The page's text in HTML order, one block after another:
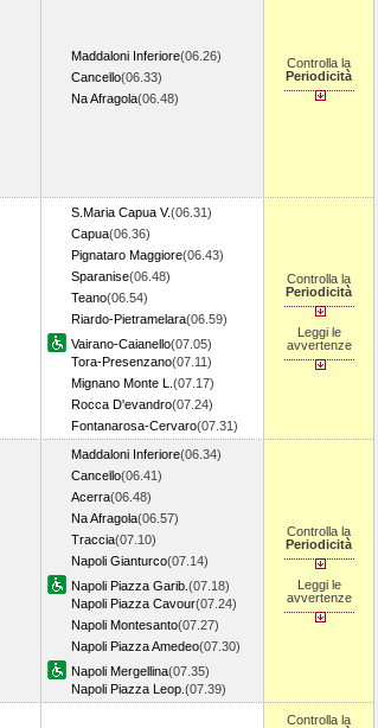
Maddaloni Inferiore(06.26)
Cancello(06.33)
Na Afragola(06.48)
Controlla la
Periodicità
S.Maria Capua V.(06.31)
Capua(06.36)
Pignataro Maggiore(06.43)
Sparanise(06.48)
Teano(06.54)
Riardo-Pietramelara(06.59)
Vairano-Caianello(07.05)
Tora-Presenzano(07.11)
Mignano Monte L. (07.17)
Rocca D'evandro(07.24)
Fontanarosa-Cervaro(07.31)
Controlla la
Periodicità
Leggi le
avvertenze
Maddaloni Inferiore(06.34)
Cancello(06.41)
Acerra(06.48)
Na Afragola(06.57)
Traccia(07.10)
Napoli Gianturco(07.14)
Napoli Piazza Garib. (07.18)
Napoli Piazza Cavour(07.24)
Napoli Montesanto(07.27)
Napoli Piazza Amedeo(07.30)
Napoli Mergellina(07.35)
Napoli Piazza Leop. (07.39)
Controlla la
Periodicità
Leggi le
avvertenze
Controlla la